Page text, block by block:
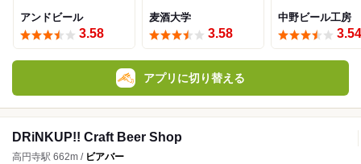
アンドビール
3.58
麦酒大学
3.58
中野ビール工房
3.54
アプリに切り替える
DRiNKUP!! Craft Beer Shop
高円寺駅 662m / ビアバー